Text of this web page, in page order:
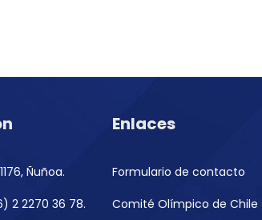
Ñuñoa.
2 2270 36 78.
Enlaces
Formulario de contacto
Comité Olímpico de Chile